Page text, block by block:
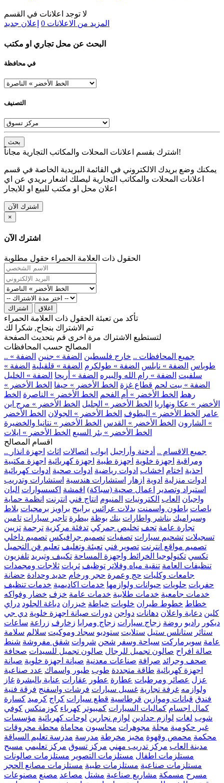
لا توجد اعلانات في القسم
المزيد من الاعلانات 0 إعلان جديد
البحث عن محل تجاري او مكتب
في محافظة
التصنيف
بحث
اشترك بقسم اعلانات المحلات والمكاتب التجارية مجاناً!
يمكنك وضع بريدك الالكتروني في القائمة البريدية الخاصة في قسم
اعلانات المحلات والمكاتب التجارية ليصلك اشعار بريدي عن اي
اعلان محل او مكتب للبيع او للايجار
اشترك الآن
×
اشترك الآن
الحقول ذات العلامة الحمراء حقول مطلوبة
اشتراك اغلاق
تأكد من تعبئة الحقول ذات العلامة الحمراء
تم الاشتراك بنجاح, شكرا لك
لتستطيع الاشتراك مرة اخرى قم بتحديث الصفحة
المصالح حسب المحافظات
.. جميع المحافظات .. خارج فلسطين الضفة » جنين الضفة »
طوباس الضفة » نابلس الضفة » طولكرم الضفة » قلقيلية الضفة »
سلفيت الضفة » رام الله والبيره الضفة » أريحا الضفة » الخليل
الضفة » بيت لحم قطاع غزة الخط الأخضر » حيفا الخط الأخضر »
رهط الخط الأخضر » أم الفحم الخط الأخضر » الناصرة الخط
الأخضر » عكا ونهاريا الخط الأخضر » الجليل الخط الأخضر » مرج ابن
عامر
الخط الأخضر » البطوف الخط الأخضر » الجولان الخط الأخضر
» الشارون الخط الأخضر » القدس الخط الأخضر » نتانيا والخضيرة
الخط الأخضر » بئر السبع الخط الأخضر » ايلات
اقسام المصالح
.. جميع الاقسام .. أدخنة وأراجيل ابواب اتصالات اثاث اجهزة انذار
ومراقبة اجهزة خلوية اجهزة طبية اجهزة كهربائية اجهزة مكتبية
احذية اختام اخشاب ادوات رياضية ادوات صحية ادوات كهربائية
ادوات منزلية ادوية ازهار استشارات هندسية استشارات وتدريب
استيراد وتصدير
اعمال صحية (سباكة) اقمشة اكسسوارات البان
واجبان العاب الكترونيات المنيوم انتاج فني انترنت انظمة حماية
باصات باطون واسمنت بدلات عرائس برابيج براويز برمجيات بلاط
وسيراميك بناشر واطارات بنك بوظة بيطرة تاجير سيارات تامين
تجارة عامة تحف تخليص جمركي تدفئة مركزية ترجمة تزيين
تسجيلات تشحيم سيارات تصفيات تصميم جرافيكس تصميم داخلي
تصميم مواقع انترنت تصوير فني تعبئة وتغليف تعليم فن التجميل
تكسي تكنولوجيا الخرائط واجهزة المساحة تكييف وتبريد تلفزيون
تنظيفات العامة تنقية مياه وفلاتر توظيف ثريات ثلاجات ومجمدات
جامعات وكليات حج وعمرة حجر ورخام حديد وحدادة حضانة
حفريات حلويات حيوانات ولوازمها خدمات اكاديمية خدمات تنظيف
خدمات جامعية خدمات طلابية خدمات عامة خزف خضار وفواكه
خطاط خطوط طيران خلويات خياطة خيزران دباغة الجلود دراي
كلين دعاية واعلان دهانات دواجن دورات صيانة اجهزة خلوية دي جي
ديكور راديو روضة زجاج سيارات زجاج ومرايا زخارف زراعة ساعات
ستائر ستانلس ستيل ستلايت ستوديو سجاد وموكيت سلالم سلامة
عامة سوبرماركت سياحة وسفر شحن شروات شقق مفروشة شنط
صالة افراح صالون تجميل للرجال صالون تجميل للسيدات صحافة
صحف وجرائد صرافة صناعات معدنية صيانة اجهزة خلوية صيانة
اجهزة كهربائية طاقة متجددة طوب طيور واسماك عدد صناعية
عزل عصائر ومرطبات عطارة عطور عقارات عناية بالبشرة غاز
ولوازمه غرفة تجارية غسيل سيارات فرشات واسفنج فرقة فنية
فندق قبانات وموازين قرطاسية قطع سيارات كراج كرميد كسارة
كمال اجسام كماليات السيارات كمبيوتر كهرباء كوزمتكس كوفي
شوب لغات لوازم حدادين لوازم نجارين لوحات كهربائية مؤسسات
غير حكومية مجلة مجوهرات محاسبون محاماة محطة محروقات
محكمة محمص وقهوة مخبز مخرطة مدرسة مدرسة تعليم السياقة
مدينة العاب مركز تدريب مهني مركز تسوق مركز تعليمي مسبح
مستلزمات اطفال مستلزمات التصوير مستلزمات صالونات
مستلزمات صناعية مستلزمات طبية مستلزمات مصانع الحجر
مسرح مسمكة مشاريع صناعية مشتل مصاعد مصنع مصنوعات